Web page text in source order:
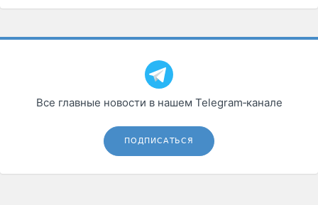
Все главные новости в нашем Telegram‑канале
ПОДПИСАТЬСЯ